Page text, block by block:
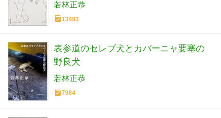
若林正恭
13493
表参道のセレブ犬とカバーニャ要塞の
野良犬
若林正恭
7984